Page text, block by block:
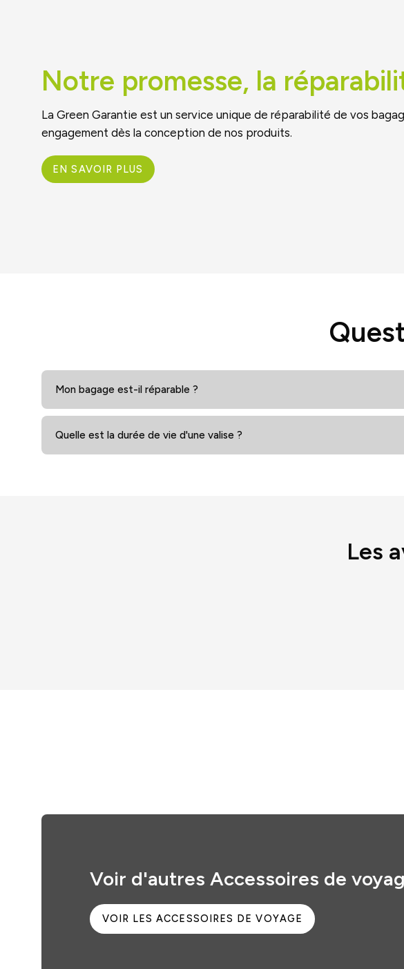
Notre promesse, la
La Green Garantie est un service unique de réparabilité de vos
engagement dès la conception de nos produits.
EN SAVOIR PLUS
Mon bagage est-il réparable ?
Quelle est la durée de vie d'une valise ?
Les
Voir d'autres Accessoires de
VOIR LES ACCESSOIRES DE VOYAGE